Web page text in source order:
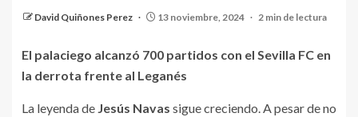
David Quiñones Perez 13 noviembre, 2024 2 min de lectura
Sevilla FC. | Fuente: Instagram (@jnavas16)
El palaciego alcanzó 700 partidos con el Sevilla FC en
la derrota frente al Leganés
La leyenda de Jesús Navas sigue creciendo. A pesar de no